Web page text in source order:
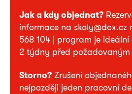
Jak a kdy objednat?
informace na skoly@dox.cz
568 104 | program je
2 týdny před požadovaným
Storno? Zrušení
nejpozději jeden pracovní